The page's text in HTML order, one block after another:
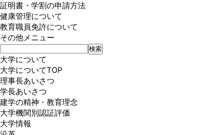
証明書・学割の申請方法
健康管理について
教育職員免許について
その他メニュー
大学について
大学についてTOP
理事長あいさつ
学長あいさつ
建学の精神・教育理念
大学機関別認証評価
大学情報